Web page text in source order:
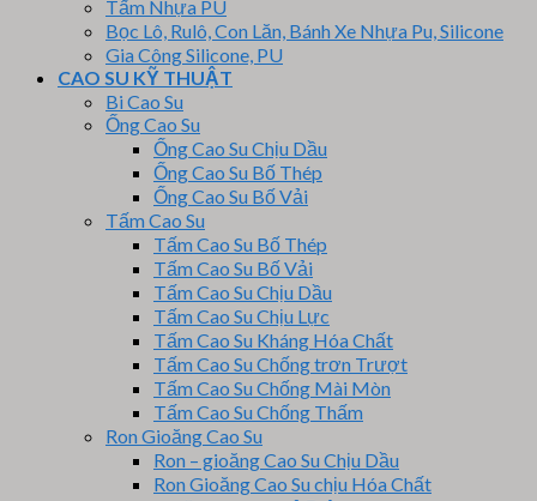
Tấm Nhựa PU
Bọc Lô, Rulô, Con Lăn, Bánh Xe Nhựa Pu, Silicone
Gia Công Silicone, PU
CAO SU KỸ THUẬT
Bi Cao Su
Ống Cao Su
Ống Cao Su Chịu Dầu
Ống Cao Su Bố Thép
Ống Cao Su Bố Vải
Tấm Cao Su
Tấm Cao Su Bố Thép
Tấm Cao Su Bố Vải
Tấm Cao Su Chịu Dầu
Tấm Cao Su Chịu Lực
Tấm Cao Su Kháng Hóa Chất
Tấm Cao Su Chống trơn Trượt
Tấm Cao Su Chống Mài Mòn
Tấm Cao Su Chống Thấm
Ron Gioăng Cao Su
Ron – gioăng Cao Su Chịu Dầu
Ron Gioăng Cao Su chịu Hóa Chất